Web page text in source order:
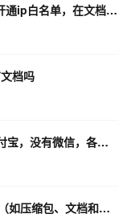
想用同步内网gitlab源，需要使用云效的ip开通ip白名单，在文档里没找到代码管理的ip，怎么办？
档吗
mPaaS ios怎么接入微信sdk？文档上有支付宝，没有微信，各位都怎么解决的？
什么阿里云服务适合存储小程序的大型文件（如压缩包、文档和图片）并支持快速访问？